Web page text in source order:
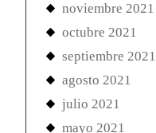
noviembre 2021
octubre 2021
septiembre 2021
agosto 2021
julio 2021
mayo 2021